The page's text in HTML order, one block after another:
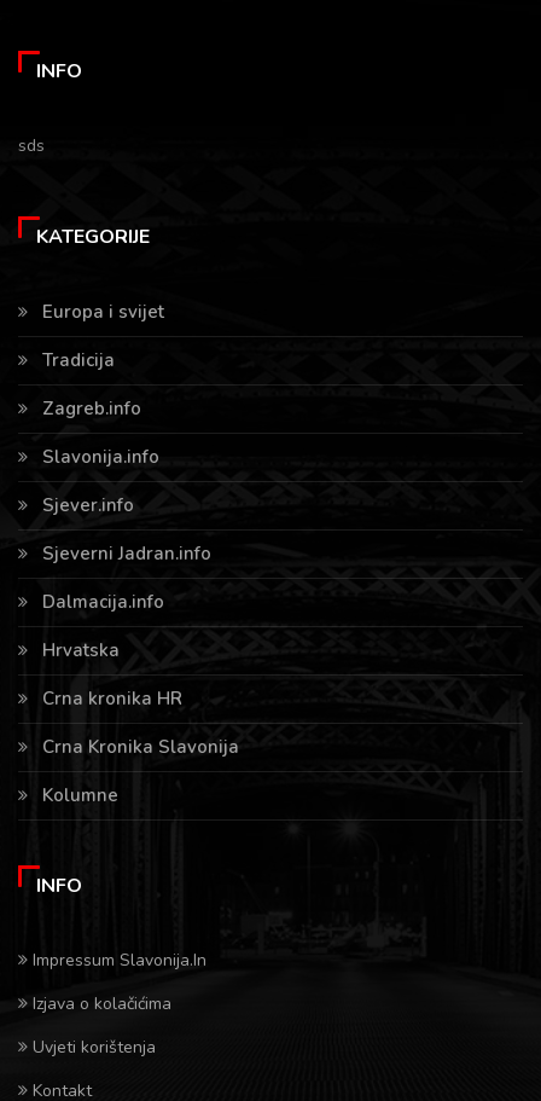
INFO
sds
KATEGORIJE
Europa i svijet
Tradicija
Zagreb.info
Slavonija.info
Sjever.info
Sjeverni Jadran.info
Dalmacija.info
Hrvatska
Crna kronika HR
Crna Kronika Slavonija
Kolumne
INFO
Impressum Slavonija.In
Izjava o kolačićima
Uvjeti korištenja
Kontakt